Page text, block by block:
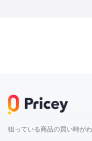
狙っている商品の買い時が